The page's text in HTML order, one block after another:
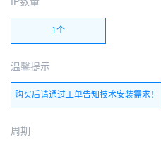
1个
温馨提示
购买后请通过工单告知技术安装需求！
周期